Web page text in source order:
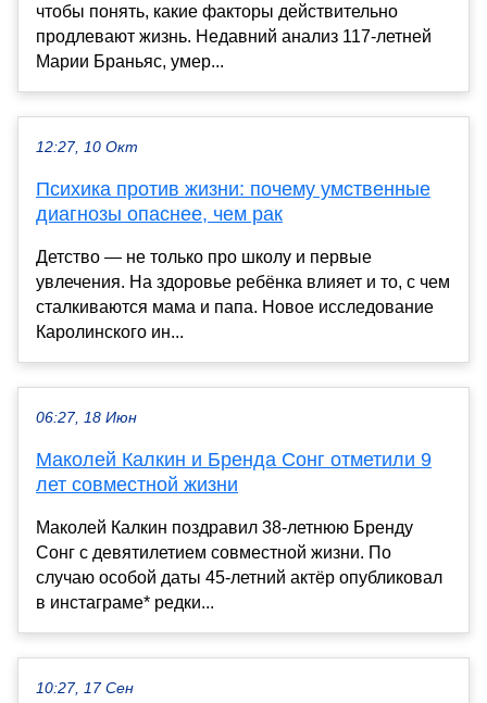
чтобы понять, какие факторы действительно
продлевают жизнь. Недавний анализ 117-летней
Марии Браньяс, умер...
12:27, 10 Окт
Психика против жизни: почему умственные
диагнозы опаснее, чем рак
Детство — не только про школу и первые
увлечения. На здоровье ребёнка влияет и то, с чем
сталкиваются мама и папа. Новое исследование
Каролинского ин...
06:27, 18 Июн
Маколей Калкин и Бренда Сонг отметили 9
лет совместной жизни
Маколей Калкин поздравил 38-летнюю Бренду
Сонг с девятилетием совместной жизни. По
случаю особой даты 45-летний актёр опубликовал
в инстаграме* редки...
10:27, 17 Сен